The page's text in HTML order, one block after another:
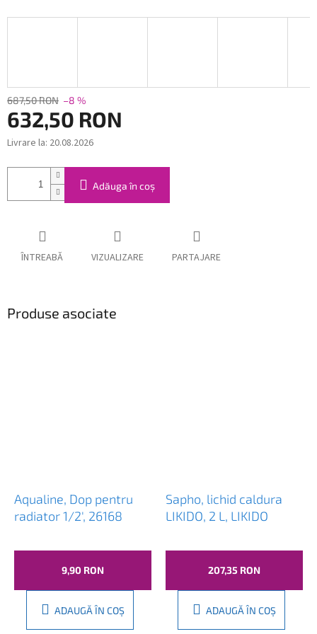
687,50 RON –8 %
632,50 RON
Evaluare
Livrare la: 20.08.2026
Adăuga în coş
ÎNTREABĂ VIZUALIZARE PARTAJARE
Produse asociate
Aqualine, Dop pentru
radiator 1/2', 26168
9,90 RON
ADAUGĂ ÎN COŞ
Sapho, lichid caldura
LIKIDO, 2 L, LIKIDO
207,35 RON
ADAUGĂ ÎN COŞ